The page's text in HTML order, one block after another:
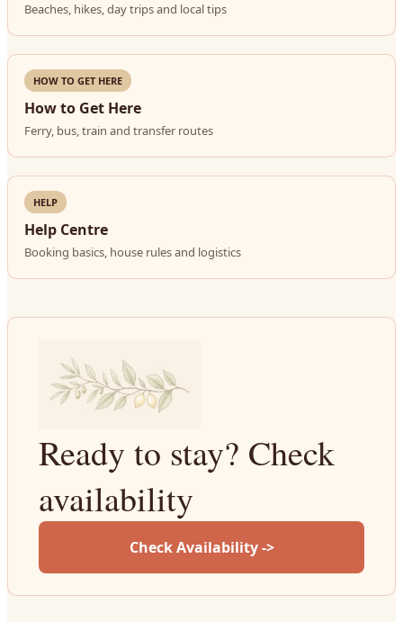
Beaches, hikes, day trips and local tips
HOW TO GET HERE
How to Get Here
Ferry, bus, train and transfer routes
HELP
Help Centre
Booking basics, house rules and logistics
Ready to stay? Check
availability
Check Availability ->